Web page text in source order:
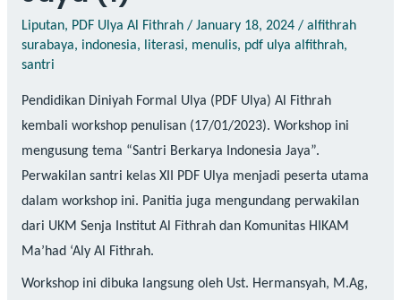
Liputan, PDF Ulya Al Fithrah/ January 18, 2024/ alfithrah
surabaya, indonesia, literasi, menulis, pdf ulya alfithrah,
santri
Pendidikan Diniyah Formal Ulya (PDF Ulya) Al Fithrah
kembali workshop penulisan (17/01/2023). Workshop ini
mengusung tema “Santri Berkarya Indonesia Jaya”.
Perwakilan santri kelas XII PDF Ulya menjadi peserta utama
dalam workshop ini. Panitia juga mengundang perwakilan
dari UKM Senja Institut Al Fithrah dan Komunitas HIKAM
Ma’had ‘Aly Al Fithrah.
Workshop ini dibuka langsung oleh Ust. Hermansyah, M.Ag,